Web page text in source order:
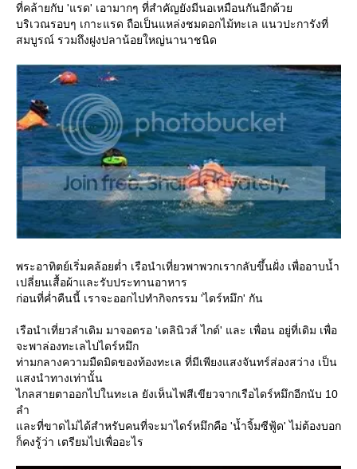
ที่คล้ายกับ 'แรด' เอามากๆ ที่สำคัญยังมีนอเหมือนกันอีกด้ว
บริเวณรอบๆ เกาะแรด ถือเป็นแหล่งชมดอกไม้ทะเล แนวปะการังที่
สมบูรณ์ รวมถึงฝูงปลาน้อยใหญ่นานาชนิด
พระอาทิตย์เริ่มคล้อยต่ำ เรือนำเที่ยวพาพวกเรากลับขึ้นฝั่ง เพื่ออาบน้ำ
เปลี่ยนเสื้อผ้าและรับประทานอาหาร
ก่อนที่ค่ำคืนนี้ เราจะออกไปทำกิจกรรม 'ไดร์หมึก' กัน
เรือนำเที่ยวลำเดิม มาจอดรอ 'เดลินิวส์ ไกด์' และ เพื่อน อยู่ที่เดิม เพื่อ
จะพาล่องทะเลไปไดร์หมึก
ท่ามกลางความมืดมิดของท้องทะเล ที่มีเพียงแสงจันทร์ส่องสว่าง เป็น
สงนำทางเท่านั้น
ไกลสายตาออกไปในทะเล ยังเห็นไฟสีเขียวจากเรือไดร์หมึกอีกนับ 10
ลำ
ละที่ขาดไม่ได้สำหรับคนที่จะมาไดร์หมึกคือ 'น้ำจิ้มซีฟู้ด' ไม่ต้องบอก
ก็คงรู้ว่า เตรียมไปเพื่ออะไร